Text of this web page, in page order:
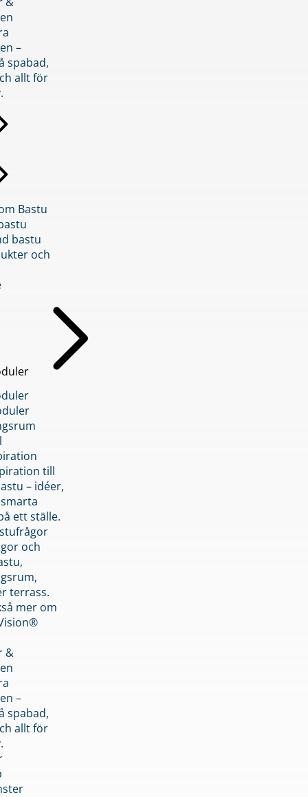
–
spabad,
allt för
Bastu
bastu
och
till
– idéer,
ett ställe.
och
terrass.
mer om
&
–
spabad,
allt för